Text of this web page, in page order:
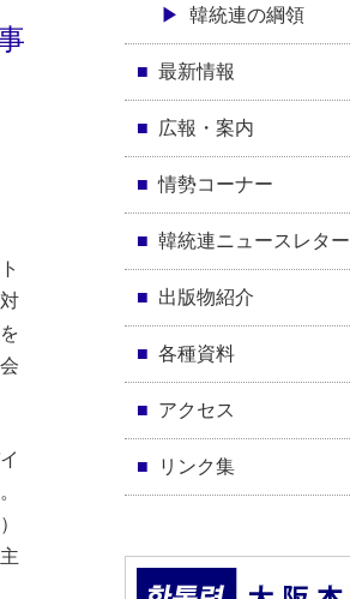
韓統連の綱領
最新情報
広報・案内
情勢コーナー
韓統連ニュースレター
出版物紹介
各種資料
アクセス
リンク集